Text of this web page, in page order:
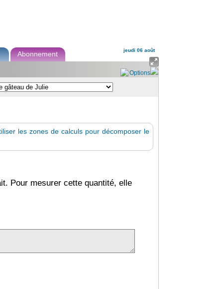
Abonnement jeudi 06 août

Options
les zones de calculs pour décomposer le
Pour mesurer cette quantité, elle